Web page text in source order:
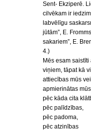
Sent- Ekziperē.
cilvēkam ir
labvēlīgu
jūtām”, E.
sakariem”, E.
4.)
Mēs esam
viņiem, tāpat kā
attiecības mūs
apmierinātas
pēc kāda cita
pēc palīdzības,
pēc padoma,
pēc atzinības